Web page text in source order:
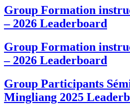
Group Formation
– 2026 Leaderboard
Group Formation
– 2026 Leaderboard
Group Participants
Mingliang 2025